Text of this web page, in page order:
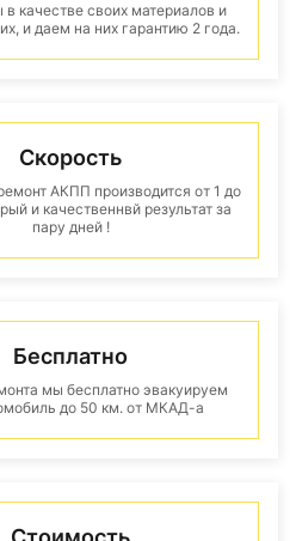
качестве своих материалов и
и даем на них гарантию 2 года.
Скорость
АКПП производится от 1 до
и качественнвй результат за
пару дней !
Бесплатно
мы бесплатно эвакуируем
до 50 км. от МКАД-а